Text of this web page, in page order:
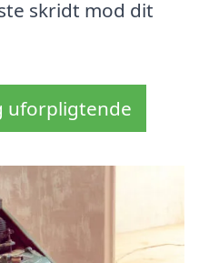
skridt mod dit
uforpligtende